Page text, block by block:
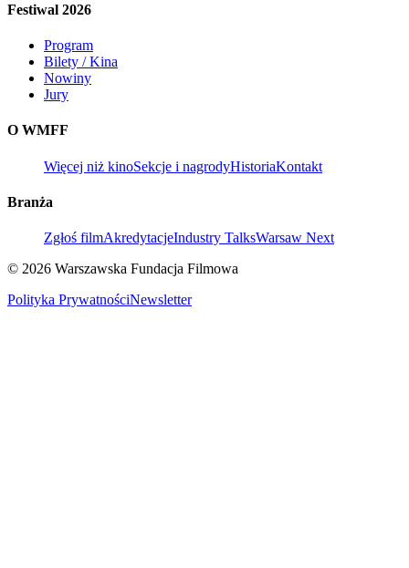
Festiwal 2026
Program
Bilety / Kina
Nowiny
Jury
O WMFF
Więcej niż kinoSekcje i nagrodyHistoriaKontakt
Branża
Zgłoś filmAkredytacjeIndustry TalksWarsaw Next
© 2026 Warszawska Fundacja Filmowa
Polityka PrywatnościNewsletter